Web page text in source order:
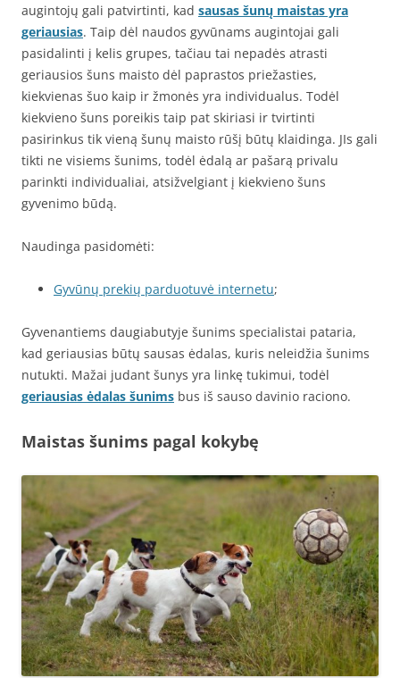
augintojų gali patvirtinti, kad sausas šunų maistas yra
geriausias. Taip dėl naudos gyvūnams augintojai gali
pasidalinti į kelis grupes, tačiau tai nepadės atrasti
geriausios šuns maisto dėl paprastos priežasties,
kiekvienas šuo kaip ir žmonės yra individualus. Todėl
kiekvieno šuns poreikis taip pat skiriasi ir tvirtinti
pasirinkus tik vieną šunų maisto rūšį būtų klaidinga. JIs gali
tikti ne visiems šunims, todėl ėdalą ar pašarą privalu
parinkti individualiai, atsižvelgiant į kiekvieno šuns
gyvenimo būdą.
Naudinga pasidomėti:
Gyvūnų prekių parduotuvė internetu;
Gyvenantiems daugiabutyje šunims specialistai pataria,
kad geriausias būtų sausas ėdalas, kuris neleidžia šunims
nutukti. Mažai judant šunys yra linkę tukimui, todėl
geriausias ėdalas šunims bus iš sauso davinio raciono.
Maistas šunims pagal kokybę